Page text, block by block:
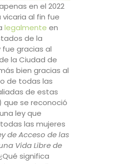
en el 2022
vicaria al fin fue
legalmente en
de la
fue gracias al
la Ciudad de
bien gracias al
de todas las
de estas
que se reconoció
ley que
las mujeres
de Acceso de las
Vida Libre de
significa